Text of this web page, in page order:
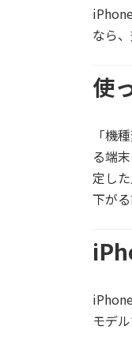
なら
使
「機
る端
定し
下が
モデル